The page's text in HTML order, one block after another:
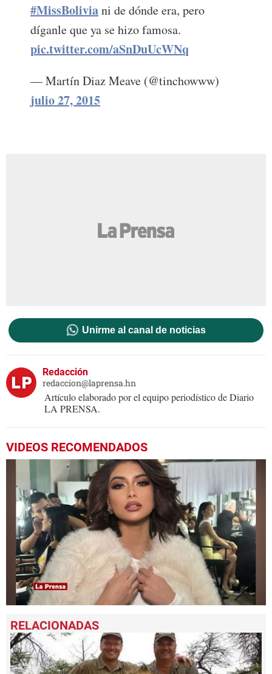
#MissBoliviani de dónde era, pero
díganle que ya se hizo famosa.
pic.twitter.com/aSnDuUcWNq
— Martín Diaz Meave (@tinchowww)
julio 27, 2015
Unirme al canal de noticias
Redacción
redaccion@laprensa.hn
Artículo elaborado por el equipo periodístico de Diario
LA PRENSA.
VIDEOS RECOMENDADOS
seconds
of
1
minute,
59
seconds